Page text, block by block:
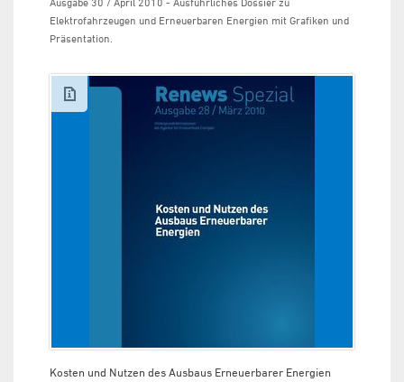
Elektrofahrzeugen und Erneuerbaren Energien mit Grafiken und
Präsentation.
Kosten und Nutzen des Ausbaus Erneuerbarer Energien